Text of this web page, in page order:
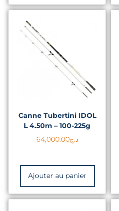
Canne Tubertini IDOL
L 4.50m – 100-225g
د.ج64,000.00
Ajouter au panier